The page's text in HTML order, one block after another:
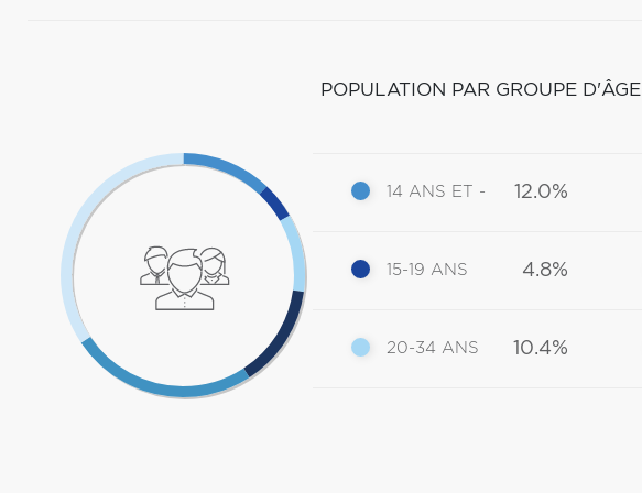
POPULATION PAR GROUPE D'ÂGE
14 ANS ET - 12.0%
15-19 ANS 4.8%
20-34 ANS 10.4%